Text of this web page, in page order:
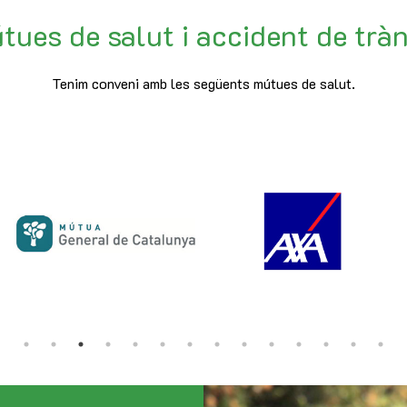
de salut i accident de
Tenim conveni amb les següents mútues de salut.